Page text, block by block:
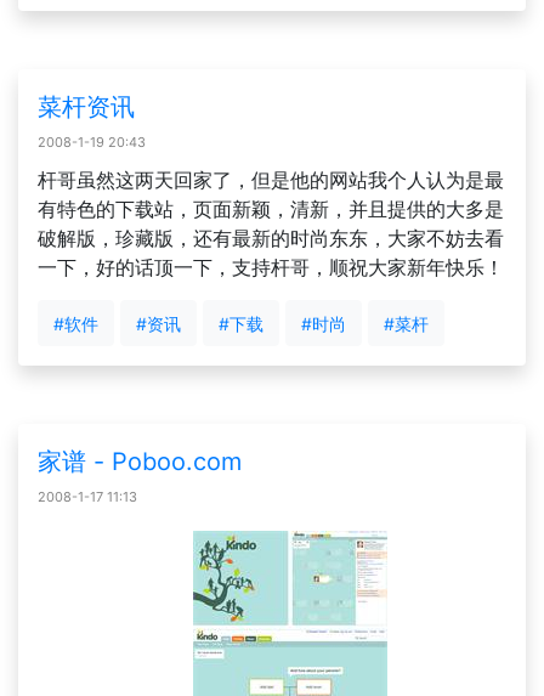
菜杆资讯
2008-1-19 20:43
杆哥虽然这两天回家了，但是他的网站我个人认为是最
有特色的下载站，页面新颖，清新，并且提供的大多是
破解版，珍藏版，还有最新的时尚东东，大家不妨去看
一下，好的话顶一下，支持杆哥，顺祝大家新年快乐！
#软件 #资讯 #下载 #时尚 #菜杆
家谱 - Poboo.com
2008-1-17 11:13